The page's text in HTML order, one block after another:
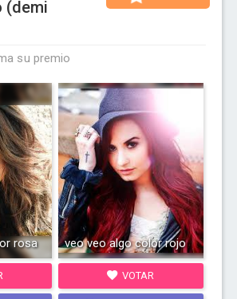
(demi
su premio
rosa veo veo algo color rojo
VOTAR